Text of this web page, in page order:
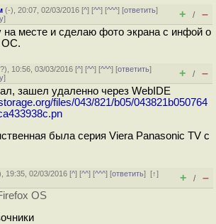
(-), 20:07, 02/03/2016 [^] [^^] [^^^] [ответить]
] + / –
на месте и сделаю фото экрана с инфой о
ОС.
?), 10:56, 03/03/2016 [^] [^^] [^^^] [ответить]
] + / –
зашел удаленно через WebIDE
files/043/821/b05/043821b050764
была серия Viera Panasonic TV c
19:35, 02/03/2016 [^] [^^] [^^^] [ответить][↑]
+ / –
OS